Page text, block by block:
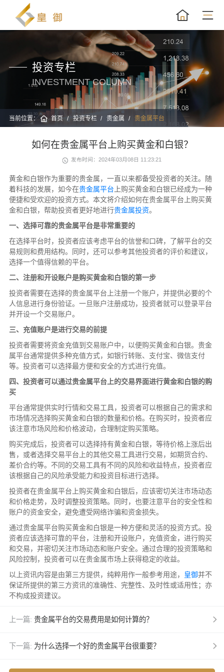
投资专栏
INVESTMENT COLUMN
当前位置： 首页 投资专栏 贵金属 贵金属平台
如何在贵金属平台上购买黄金和白银？
发布时间：2024年03月08日 11:23:21
黄金和白银作为重要的贵金属，一直以来都备受投资者的关注。随
着科技的发展，如今在贵金属平台 上购买黄金和白银已经成为一种
便捷和受欢迎的投资方式。本文将介绍如何在贵金属平台上购买黄
金和白银，帮助投资者更好地进行贵金属投资。
一、选择可靠的贵金属平台是非常重要的
在选择平台时，投资者应该考虑平台的信誉和口碑，了解平台的交
易规则和费用结构。同时，还可以参考其他投资者的评价和建议，
选择一个值得信赖的平台。
二、注册和开设账户是购买黄金和白银的第一步
投资者需要在选择的贵金属平台上注册一个账户，并提供必要的个
人信息进行身份验证。一旦账户注册成功，投资者就可以登录平台
并开设一个交易账户。
三、充值账户是进行交易的前提
投资者需要将资金充值到交易账户中，以便购买黄金和白银。贵金
属平台通常提供多种充值方式，如银行转账、支付宝、微信支付
等。投资者可以选择最方便和安全的方式进行充值。
四、投资者可以通过贵金属平台上的交易界面进行黄金和白银的购
买
平台通常提供实时行情和交易工具，投资者可以根据自己的需求和
市场情况选择购买黄金和白银的数量和价格。在购买时，投资者应
该注意市场风险和价格波动，合理制定购买策略。
购买完成后，投资者可以选择持有黄金和白银，等待价格上涨后出
售，或者选择交易平台上的其他交易工具进行交易，如期货合约、
差价合约等。不同的交易工具有不同的风险和收益特点，投资者应
该根据自己的风险承受能力和投资目标进行选择。
投资者在贵金属平台上购买黄金和白银后，应该密切关注市场动态
和价格走势，及时调整投资策略。同时，也要注意平台的安全性和
账户的资金安全，避免遭受网络诈骗和资金损失。
通过贵金属平台购买黄金和白银是一种方便和灵活的投资方式。投
资者应该选择可靠的平台，注册和开设账户，充值资金，进行购买
和交易，并密切关注市场动态和账户安全。通过合理的投资策略和
风险控制，投资者可以在贵金属市场上获得稳定的收益。
以上资讯内容是由第三方提供，纯粹用作一般参考用途， 皇御并不
保证所提供的第三方资讯的准确性、完整性、及时性或适用性；亦
不构成投资建议。
上一篇: 贵金属平台的交易费用是如何计算的？
下一篇: 为什么选择一个好的贵金属平台很重要？